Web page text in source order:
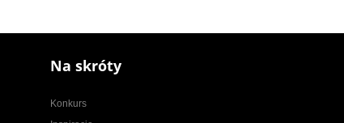
Na skróty
Konkurs